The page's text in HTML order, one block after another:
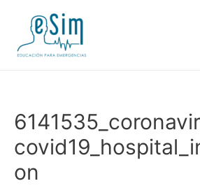
contenido
on